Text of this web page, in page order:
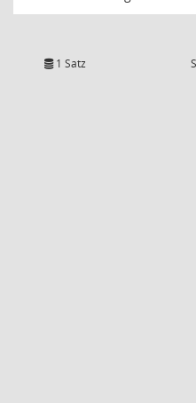
1 Satz